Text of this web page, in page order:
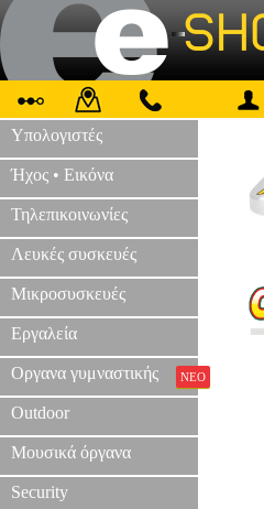
Υπολογιστές
Ήχος • Εικόνα
Τηλεπικοινωνίες
Λευκές συσκευές
Μικροσυσκευές
Εργαλεία
Οργανα γυμναστικής ΝΕΟ
Outdoor
Μουσικά όργανα
Security